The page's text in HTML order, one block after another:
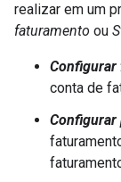
realizar em um
faturamento ou
Configurar
conta de
Configurar